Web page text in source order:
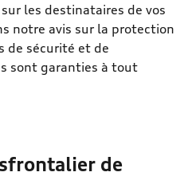
les destinataires de vos
notre avis sur la protection
de sécurité et de
sont garanties à tout
de